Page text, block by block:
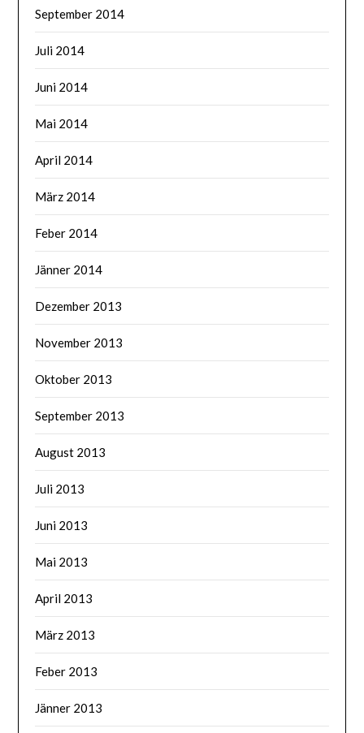
September 2014
Juli 2014
Juni 2014
Mai 2014
April 2014
März 2014
Feber 2014
Jänner 2014
Dezember 2013
November 2013
Oktober 2013
September 2013
August 2013
Juli 2013
Juni 2013
Mai 2013
April 2013
März 2013
Feber 2013
Jänner 2013